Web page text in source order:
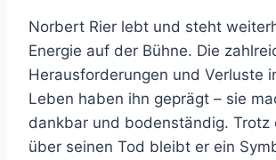
Norbert Rier lebt und steht
Energie auf der Bühne. Die
Herausforderungen und Verluste
Leben haben ihn geprägt – sie
dankbar und bodenständig. Trotz
über seinen Tod bleibt er ein